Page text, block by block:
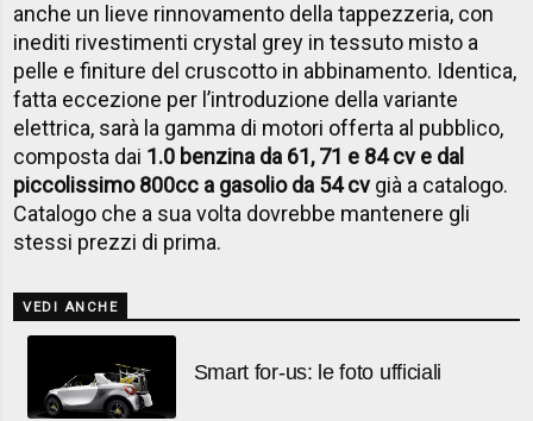
anche un lieve rinnovamento della tappezzeria, con
inediti rivestimenti crystal grey in tessuto misto a
pelle e finiture del cruscotto in abbinamento. Identica,
fatta eccezione per l’introduzione della variante
elettrica, sarà la gamma di motori offerta al pubblico,
composta dai 1.0 benzina da 61, 71 e 84 cv e dal
piccolissimo 800cc a gasolio da 54 cvgià a catalogo.
Catalogo che a sua volta dovrebbe mantenere gli
stessi prezzi di prima.
VEDI ANCHE
Smart for-us: le foto ufficiali